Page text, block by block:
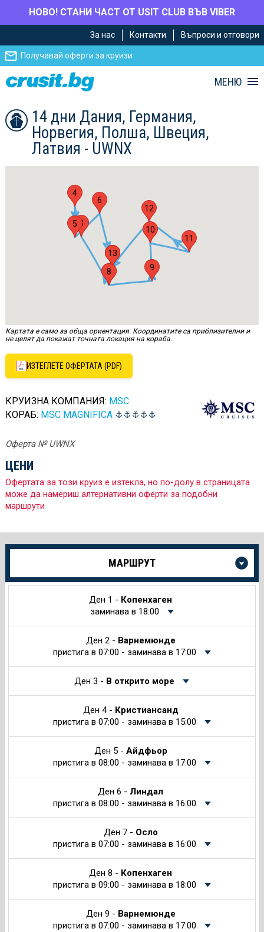
НОВО! СТАНИ ЧАСТ ОТ USIT CLUB ВЪВ VIBER
главното
съдържание
Навигацията
За нас Контакти Въпроси и отговори
Получавай оферти за круизи
МЕНЮ
14 дни Дания, Германия,
Норвегия, Полша, Швеция,
Латвия - UWNX
1
2
3
4
5
6
7
8
9
10
11
12
13
Картата е само за обща ориентация. Координатите са приблизителни и
не целят да покажат точната локация на кораба.
ИЗТЕГЛЕТЕ ОФЕРТАТА (PDF)
КРУИЗНА КОМПАНИЯ: MSC
КОРАБ: MSC MAGNIFICA
Оферта № UWNX
ЦЕНИ
Офертата за този круиз е изтекла, но по-долу в страницата
може да намериш алтернативни оферти за подобни
маршрути
Още
за
МАРШРУТ
Ден 1 - Копенхаген
заминава в 18:00
Ден 2 - Варнемюнде
пристига в 07:00 - заминава в 17:00
Ден 3 - В открито море
Ден 4 - Кристиансанд
пристига в 07:00 - заминава в 15:00
Ден 5 - Айдфьор
пристига в 08:00 - заминава в 17:00
Ден 6 - Линдал
пристига в 08:00 - заминава в 16:00
Ден 7 - Осло
пристига в 07:00 - заминава в 16:00
Ден 8 - Копенхаген
пристига в 09:00 - заминава в 18:00
Ден 9 - Варнемюнде
пристига в 07:00 - заминава в 17:00